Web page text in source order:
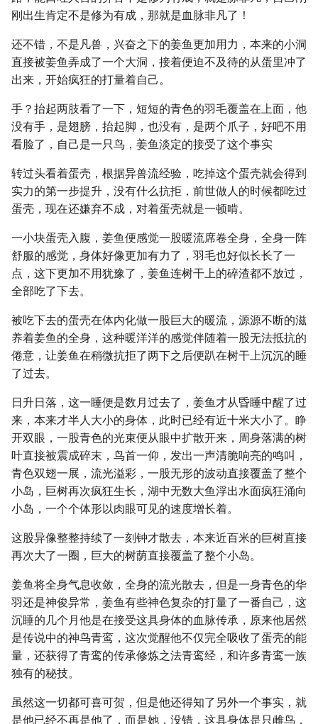
刚出生肯定不是修为有成，那就是血脉非凡了！
还不错，不是凡兽，兴奋之下的姜鱼更加用力，本来的小洞
直接被姜鱼弄成了一个大洞，接着便迫不及待的从蛋里冲了
出来，开始疯狂的打量着自己。
手？抬起两肢看了一下，短短的青色的羽毛覆盖在上面，他
没有手，是翅膀，抬起脚，也没有，是两个爪子，好吧不用
看脸了，自己是一只鸟，姜鱼淡定的接受了这个事实
转过头看着蛋壳，根据异兽流经验，吃掉这个蛋壳就会得到
实力的第一步提升，没有什么抗拒，前世做人的时候都吃过
蛋壳，现在还嫌弃不成，对着蛋壳就是一顿啃。
一小块蛋壳入腹，姜鱼便感觉一股暖流席卷全身，全身一阵
舒服的感觉，身体好像更加有力了，羽毛也好似长长了一
点，这下更加不用犹豫了，姜鱼连树干上的碎渣都不放过，
全部吃了下去。
被吃下去的蛋壳在体内化做一股巨大的暖流，源源不断的滋
养着姜鱼的全身，这种暖洋洋的感觉伴随着一股无法抵抗的
倦意，让姜鱼在稍微抗拒了两下之后便趴在树干上沉沉的睡
了过去。
日升日落，这一睡便是数月过去了，姜鱼才从昏睡中醒了过
来，本来才半人大小的身体，此时已经有近十米大小了。睁
开双眼，一股青色的光束便从眼中扩散开来，周身落满的树
叶直接被震成碎末，鸟首一仰，发出一声清脆响亮的鸣叫，
青色双翅一展，流光溢彩，一股无形的波动直接覆盖了整个
小岛，巨树再次疯狂生长，湖中无数大鱼浮出水面疯狂涌向
小岛，一个个体形以肉眼可见的速度增长着。
这股异像整整持续了一刻钟才散去，本来近百米的巨树直接
再次大了一圈，巨大的树荫直接覆盖了整个小岛。
姜鱼将全身气息收敛，全身的流光散去，但是一身青色的华
羽还是神俊异常，姜鱼有些神色复杂的打量了一番自己，这
沉睡的几个月他是在接受这具身体的血脉传承，原来他居然
是传说中的神鸟青鸾，这次觉醒他不仅完全吸收了蛋壳的能
量，还获得了青鸾的传承修炼之法青鸾经，和许多青鸾一族
独有的秘技。
虽然这一切都可喜可贺，但是他还得知了另外一个事实，就
是他已经不再是他了，而是她，没错，这具身体是只雌鸟，